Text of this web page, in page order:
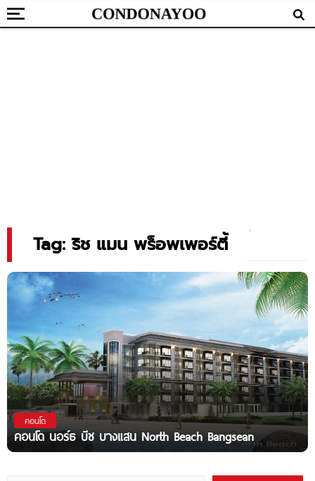
Tag: ริช แมน พร็อพเพอร์ตี้
คอนโด
คอนโด นอร์ธ บีช บางแสน North Beach Bangsean